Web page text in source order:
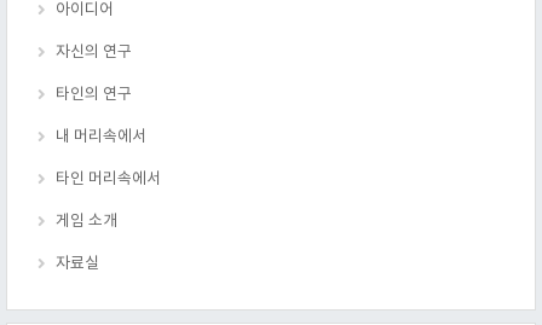
아이디어
자신의 연구
타인의 연구
내 머리속에서
타인 머리속에서
게임 소개
자료실